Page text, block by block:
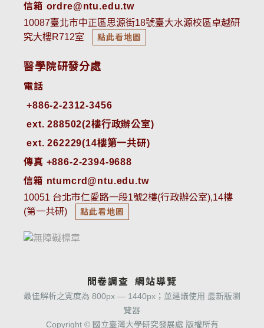
信箱 ordre@ntu.edu.tw
10087臺北市中正區思源街18號臺大水源校區卓越研
究大樓R712室
點此看地圖
醫學院研發分處
電話
ext. 288502(2樓行政辦公室)
ext. 262229(14樓第一共研)
傳真 +886-2-2394-9688
信箱 ntumcrd@ntu.edu.tw
10051 台北市仁愛路一段1號2樓(行政辦公室),14樓
(第一共研)
點此看地圖
問卷調查 網站導覽
最佳解析之寬度為 800px — 1440px；並建議使用 最新版瀏
覽器
Copyright © 國立臺灣大學研究發展處 版權所有